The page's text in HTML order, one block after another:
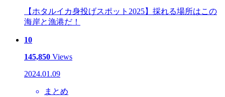
【ホタルイカ身投げスポット2025】採れる場所はこの
海岸と漁港だ！
10
145,850 Views
2024.01.09
まとめ